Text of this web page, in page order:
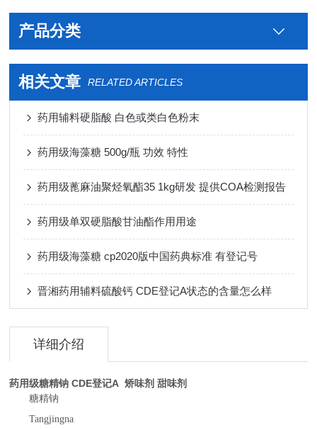
产品分类
相关文章 RELATED ARTICLES
药用辅料硬脂酸 白色或类白色粉末
药用级海藻糖 500g/瓶 功效 特性
药用级蓖麻油聚烃氧酯35 1kg研发 提供COA检测报告
药用级单双硬脂酸甘油酯作用用途
药用级海藻糖 cp2020版中国药典标准 有登记号
晋湘药用辅料硫酸钙 CDE登记A状态的含量怎么样
详细介绍
药用级糖精钠 CDE登记A 矫味剂 甜味剂
糖精钠
Tangjingna